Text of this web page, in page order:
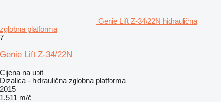
Genie Lift Z-34/22N hidraulična
zglobna platforma
7
Genie Lift Z-34/22N
Cijena na upit
Dizalica - hidraulična zglobna platforma
2015
1.511 m/č